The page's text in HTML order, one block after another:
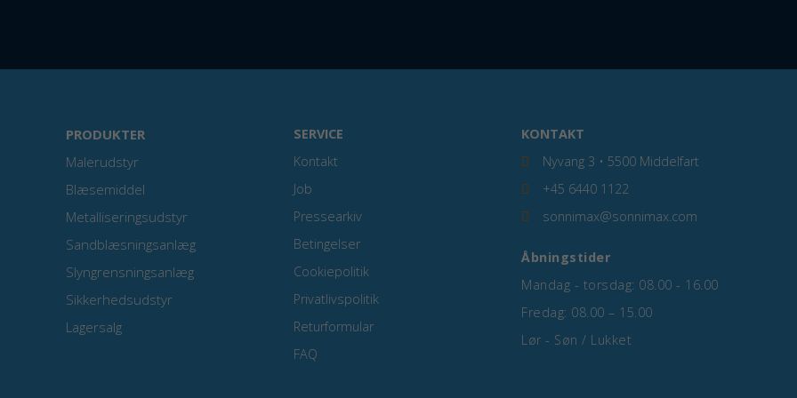
PRODUKTER
Malerudstyr
Blæsemiddel
Metalliseringsudstyr
Sandblæsningsanlæg
Slyngrensningsanlæg
Sikkerhedsudstyr
Lagersalg
SERVICE
Kontakt
Job
Pressearkiv
Betingelser
Cookiepolitik
Privatlivspolitik
Returformular
FAQ
KONTAKT
Nyvang 3 • 5500 Middelfart
+45 6440 1122
sonnimax@sonnimax.com
Åbningstider
Mandag - torsdag: 08.00 - 16.00
Fredag: 08.00 – 15.00
Lør - Søn / Lukket